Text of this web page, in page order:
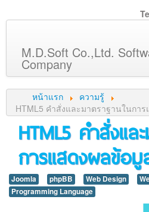
M.D.Soft Co.,Ltd.
Company
หน้าหลัก
เกี่ยวกับเรา
บริการ
ความรู้
ลูกค้า
หน้าแรก
ความรู้
HTML5 คำสั่งและมาตราฐานในกา
HTML5 คำสั่งแล
การแสดงผลข้อมู
Joomla phpBB Web Design
Programming Language